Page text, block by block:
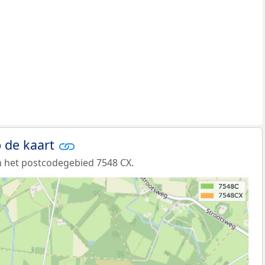
de kaart
postcodegebied 7548 CX.